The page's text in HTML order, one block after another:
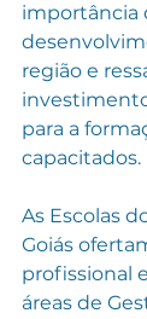
importância
região e
para a
capacitados.
As Escolas
Goiás
profissional
áreas de